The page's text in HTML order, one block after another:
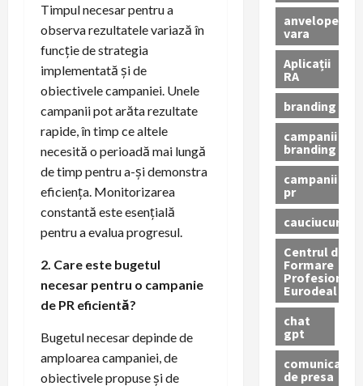
Timpul necesar pentru a
observa rezultatele variază în
funcție de strategia
implementată și de
obiectivele campaniei. Unele
campanii pot arăta rezultate
rapide, în timp ce altele
necesită o perioadă mai lungă
de timp pentru a-și demonstra
eficiența. Monitorizarea
constantă este esențială
pentru a evalua progresul.
2. Care este bugetul
necesar pentru o campanie
de PR eficientă?
Bugetul necesar depinde de
amploarea campaniei, de
obiectivele propuse și de
anvelope
vara
Aplicații
RA
branding
campanii
branding
campanii
pr
cauciucuri
Centrul de
Formare
Profesionala
Eurodeal
chat
gpt
comunicat
de presa